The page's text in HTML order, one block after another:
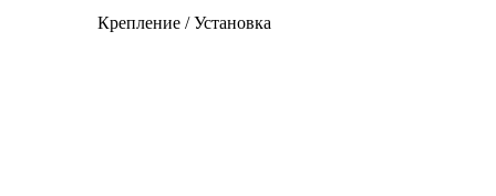
Крепление / Установка